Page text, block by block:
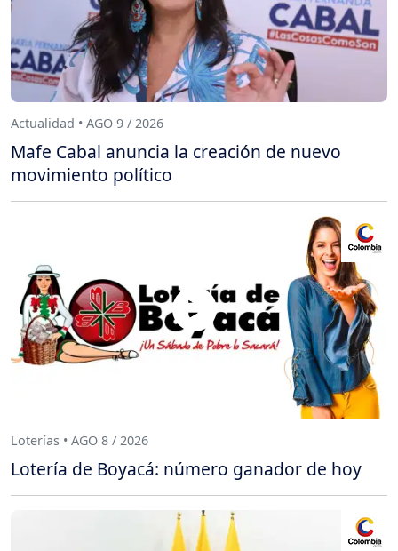
Actualidad • AGO 9 / 2026
Mafe Cabal anuncia la creación de nuevo
movimiento político
Loterías • AGO 8 / 2026
Lotería de Boyacá: número ganador de hoy